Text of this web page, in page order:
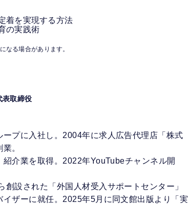
着を実現する方法
の実践術
なる場合があります。
表取締役
ープに入社し。2004年に求人広告代理店「株式
。
紹介業を取得。2022年YouTubeチャンネル開
創設された「外国人材受入サポートセンター」
イザーに就任。2025年5月に同文館出版より「実